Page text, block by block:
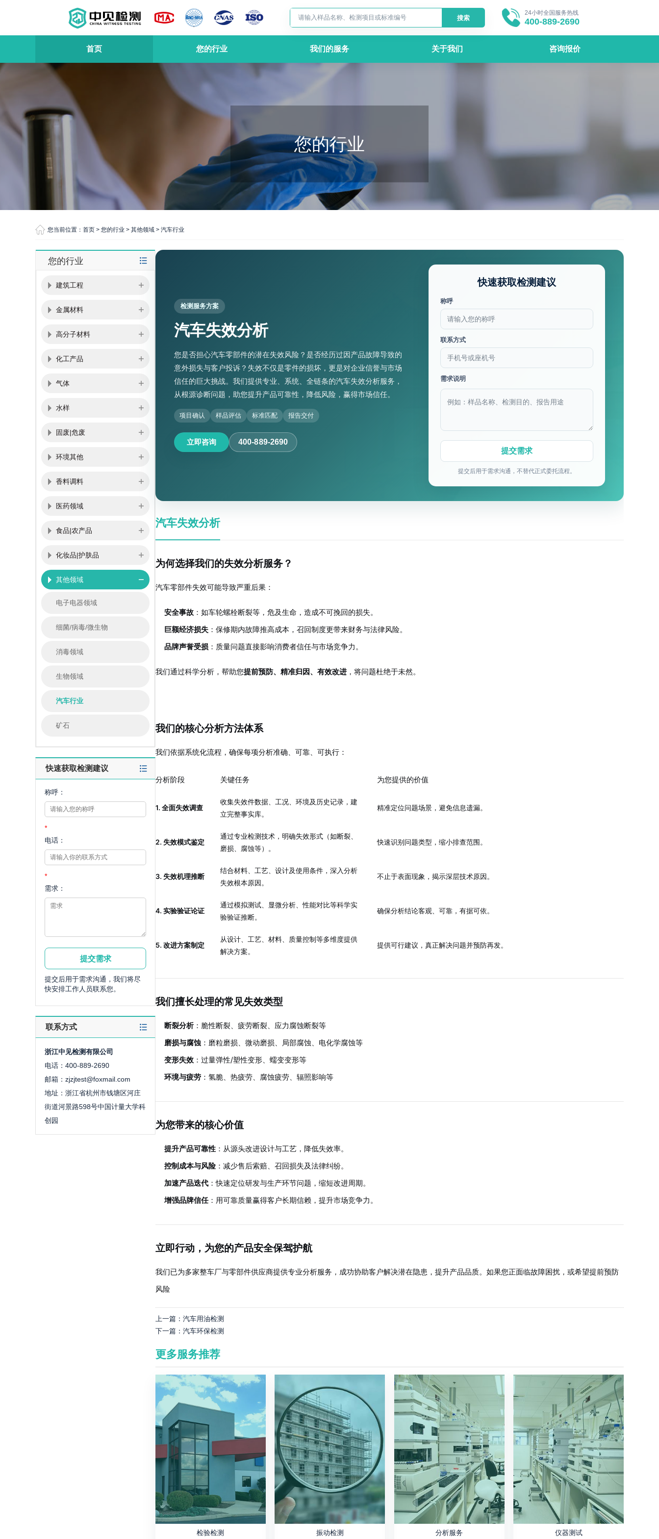
搜索
24小时全国服务热线
400-889-2690
首页 您的行业 我们的服务 关于我们 咨询报价
您的行业
您当前位置： 首页 > 您的行业 > 其他领域 > 汽车行业
您的行业
建筑工程
金属材料
高分子材料
化工产品
气体
水样
固废|危废
环境其他
香料调料
医药领域
食品|农产品
化妆品|护肤品
其他领域
电子电器领域
细菌/病毒/微生物
消毒领域
生物领域
汽车行业
矿石
快速获取检测建议
称呼：
*
电话：
*
需求：
提交后用于需求沟通，我们将尽
快安排工作人员联系您。
联系方式
浙江中见检测有限公司
电话：400-889-2690
邮箱：zjzjtest@foxmail.com
地址：浙江省杭州市钱塘区河庄
街道河景路598号中国计量大学科
创园
检测服务方案
汽车失效分析
您是否担心汽车零部件的潜在失效风险？是否经历过因产品故障导致的
意外损失与客户投诉？失效不仅是零件的损坏，更是对企业信誉与市场
信任的巨大挑战。我们提供专业、系统、全链条的汽车失效分析服务，
从根源诊断问题，助您提升产品可靠性，降低风险，赢得市场信任。
项目确认 样品评估 标准匹配 报告交付
立即咨询 400-889-2690
快速获取检测建议
称呼
联系方式
需求说明
提交后用于需求沟通，不替代正式委托流程。
汽车失效分析
为何选择我们的失效分析服务？
汽车零部件失效可能导致严重后果：
安全事故 ：如车轮螺栓断裂等，危及生命，造成不可挽回的损失。
巨额经济损失 ：保修期内故障推高成本，召回制度更带来财务与法律风险。
品牌声誉受损 ：质量问题直接影响消费者信任与市场竞争力。
我们通过科学分析，帮助您提前预防、精准归因、有效改进 ，将问题杜绝于未然。
我们的核心分析方法体系
我们依据系统化流程，确保每项分析准确、可靠、可执行：
分析阶段 关键任务 为您提供的价值
1. 全面失效调查
收集失效件数据、工况、环境及历史记录，建
立完整事实库。
精准定位问题场景，避免信息遗漏。
2. 失效模式鉴定
通过专业检测技术，明确失效形式（如断裂、
磨损、腐蚀等）。
快速识别问题类型，缩小排查范围。
3. 失效机理推断
结合材料、工艺、设计及使用条件，深入分析
失效根本原因。
不止于表面现象，揭示深层技术原因。
4. 实验验证论证
通过模拟测试、显微分析、性能对比等科学实
验验证推断。
确保分析结论客观、可靠，有据可依。
5. 改进方案制定
从设计、工艺、材料、质量控制等多维度提供
解决方案。
提供可行建议，真正解决问题并预防再发。
我们擅长处理的常见失效类型
断裂分析：脆性断裂、疲劳断裂、应力腐蚀断裂等
磨损与腐蚀 ：磨粒磨损、微动磨损、局部腐蚀、电化学腐蚀等
变形失效 ：过量弹性/塑性变形、蠕变变形等
环境与疲劳 ：氢脆、热疲劳、腐蚀疲劳、辐照影响等
为您带来的核心价值
提升产品可靠性 ：从源头改进设计与工艺，降低失效率。
控制成本与风险：减少售后索赔、召回损失及法律纠纷。
加速产品迭代 ：快速定位研发与生产环节问题，缩短改进周期。
增强品牌信任：用可靠质量赢得客户长期信赖，提升市场竞争力。
立即行动，为您的产品安全保驾护航
我们已为多家整车厂与零部件供应商提供专业分析服务，成功协助客户解决潜在隐患，提升产品品质。如果您正面临故障困扰，或希望提前预防
风险
上一篇： 汽车用油检测
下一篇： 汽车环保检测
更多服务推荐
检验检测 振动检测 分析服务 仪器测试